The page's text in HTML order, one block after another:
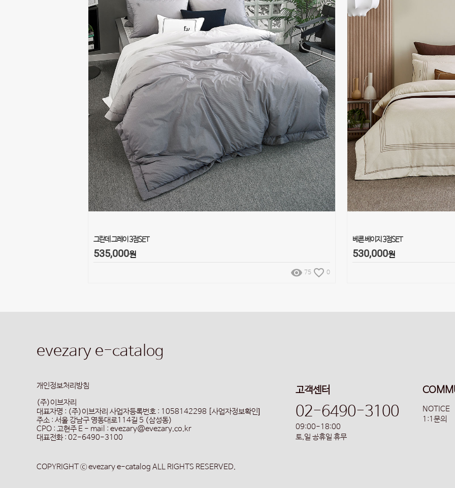
그란데 그레이 3점SET
535,000원
remove_red_eye 75 favorite_border 0
베른 베이지 3점SET
530,000원
evezary e-catalog
고객센터
02-6490-3100
09:00-18:00
토,일 공휴일 휴무
NOTICE
1:1문의
개인정보처리방침
(주)이브자리
대표자명 : (주)이브자리 사업자등록번호 : 1058142298 [사업자정보확인]
주소 : 서울 강남구 영동대로114길 5 (삼성동)
CPO : 고현주 E - mail : evezary@evezary.co.kr
대표전화 : 02-6490-3100
COPYRIGHT ⓒ evezary e-catalog ALL RIGHTS RESERVED.